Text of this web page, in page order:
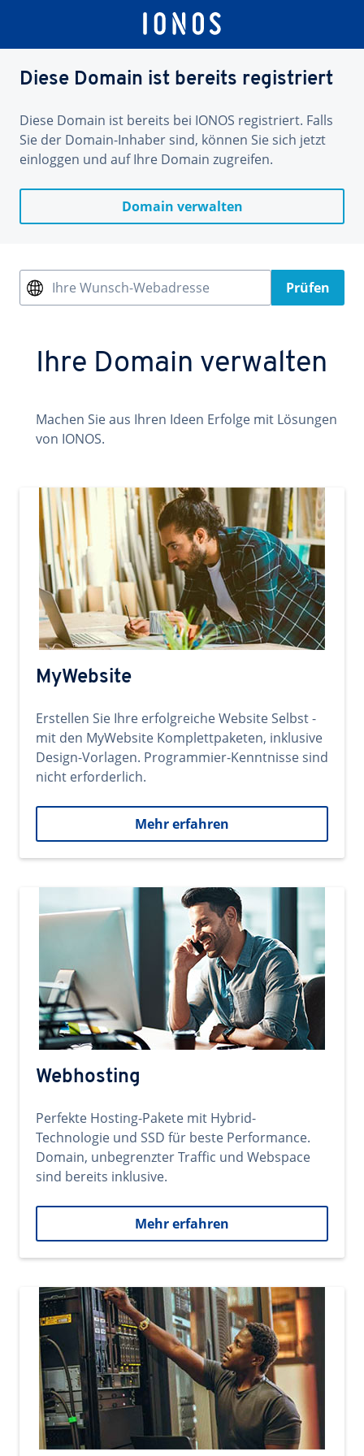
Diese Domain ist bereits registriert
Diese Domain ist bereits bei IONOS registriert. Falls
Sie der Domain-Inhaber sind, können Sie sich jetzt
einloggen und auf Ihre Domain zugreifen.
Domain verwalten
Ihre Wunsch-Webadresse Prüfen
Ihre Domain verwalten
Machen Sie aus Ihren Ideen Erfolge mit Lösungen
von IONOS.
MyWebsite
Erstellen Sie Ihre erfolgreiche Website Selbst -
mit den MyWebsite Komplettpaketen, inklusive
Design-Vorlagen. Programmier-Kenntnisse sind
nicht erforderlich.
Mehr erfahren
Webhosting
Perfekte Hosting-Pakete mit Hybrid-
Technologie und SSD für beste Performance.
Domain, unbegrenzter Traffic und Webspace
sind bereits inklusive.
Mehr erfahren